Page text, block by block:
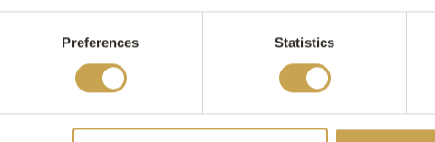
Preferences Statistics